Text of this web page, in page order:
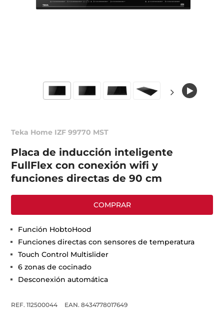
Teka Home IZF 99770 MST
Placa de inducción inteligente
FullFlex con conexión wifi y
funciones directas de 90 cm
COMPRAR
Función HobtoHood
Funciones directas con sensores de temperatura
Touch Control Multislider
6 zonas de cocinado
Desconexión automática
REF. 112500044
EAN. 8434778017649